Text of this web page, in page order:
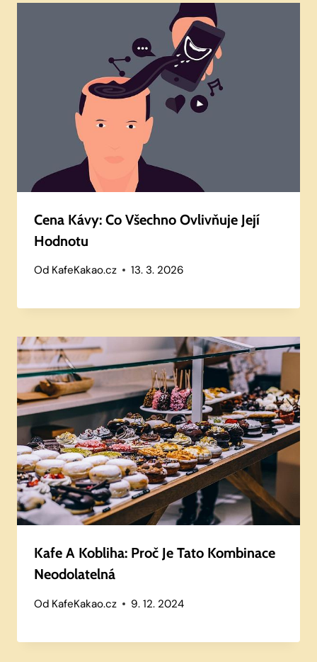
Cena Kávy: Co Všechno Ovlivňuje Její
Hodnotu
Od KafeKakao.cz 13. 3. 2026
Kafe A Kobliha: Proč Je Tato Kombinace
Neodolatelná
Od KafeKakao.cz 9. 12. 2024